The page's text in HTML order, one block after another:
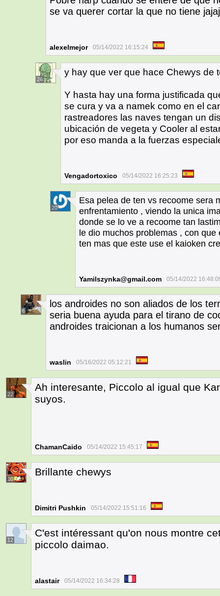
se va querer cortar la que no tiene
alexelmejor 05/14/2022 16:15:24
26
y hay que ver que hace Chewys de
Y hasta hay una forma justificada
se cura y va a namek como en el
rastreadores las naves tengan un
ubicación de vegeta y Cooler al
por eso manda a la fuerzas
Vengadortoxico 05/14/2022 16:25:23
20
Esa pelea de ten vs recoome sera
enfrentamiento , viendo la unica
donde se lo ve a recoome tan
le dio muchos problemas , con
ten mas que este use el kaioken
Yamilszynka@gmail.com 05/14/2022
6
los androides no son aliados de los
seria buena ayuda para el tirano de
androides traicionan a los humanos
waslin 05/16/2022 05:12:21
22
Ah interesante, Piccolo al igual que
suyos.
ChamanCaido 05/14/2022 15:45:17
10
Brillante chewys
Dimitri Pushkin 05/14/2022 15:51:16
12
C'est intéressant qu'on nous montre
piccolo daimao.
alastair 05/14/2022 16:34:28